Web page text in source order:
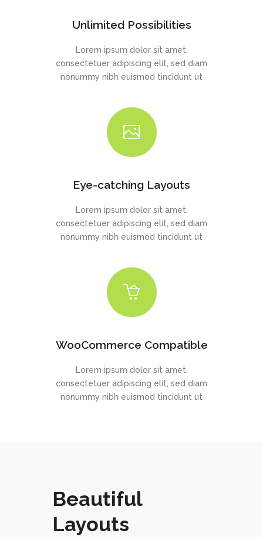
Unlimited Possibilities
Lorem ipsum dolor sit amet,
consectetuer adipiscing elit, sed diam
nonummy nibh euismod tincidunt ut
Eye-catching Layouts
Lorem ipsum dolor sit amet,
consectetuer adipiscing elit, sed diam
nonummy nibh euismod tincidunt ut
WooCommerce Compatible
Lorem ipsum dolor sit amet,
consectetuer adipiscing elit, sed diam
nonummy nibh euismod tincidunt ut
Beautiful
Layouts